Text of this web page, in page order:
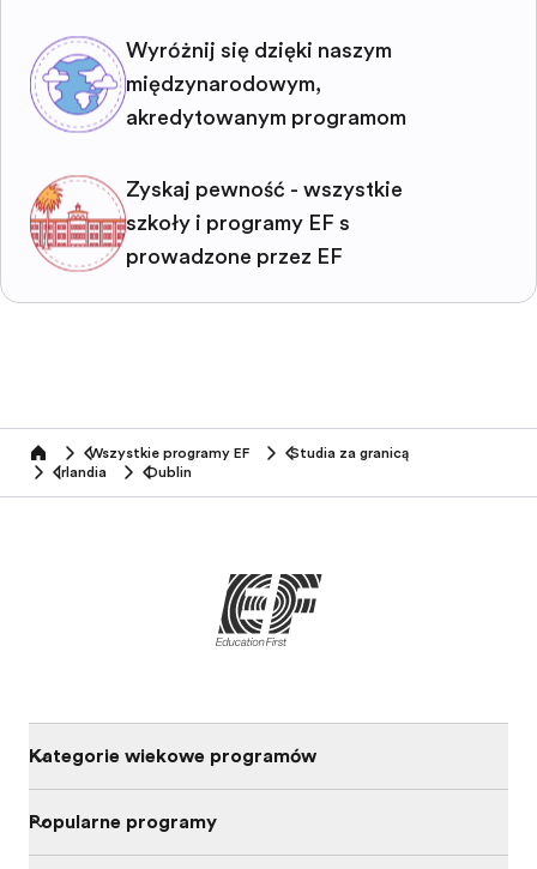
Wyróżnij się dzięki naszym
międzynarodowym,
akredytowanym programom
Zyskaj pewność - wszystkie
szkoły i programy EF są
prowadzone przez EF
home Wszystkie programy EF
Studia za granicą
Irlandia
Dublin
Kategorie wiekowe programów
Popularne programy